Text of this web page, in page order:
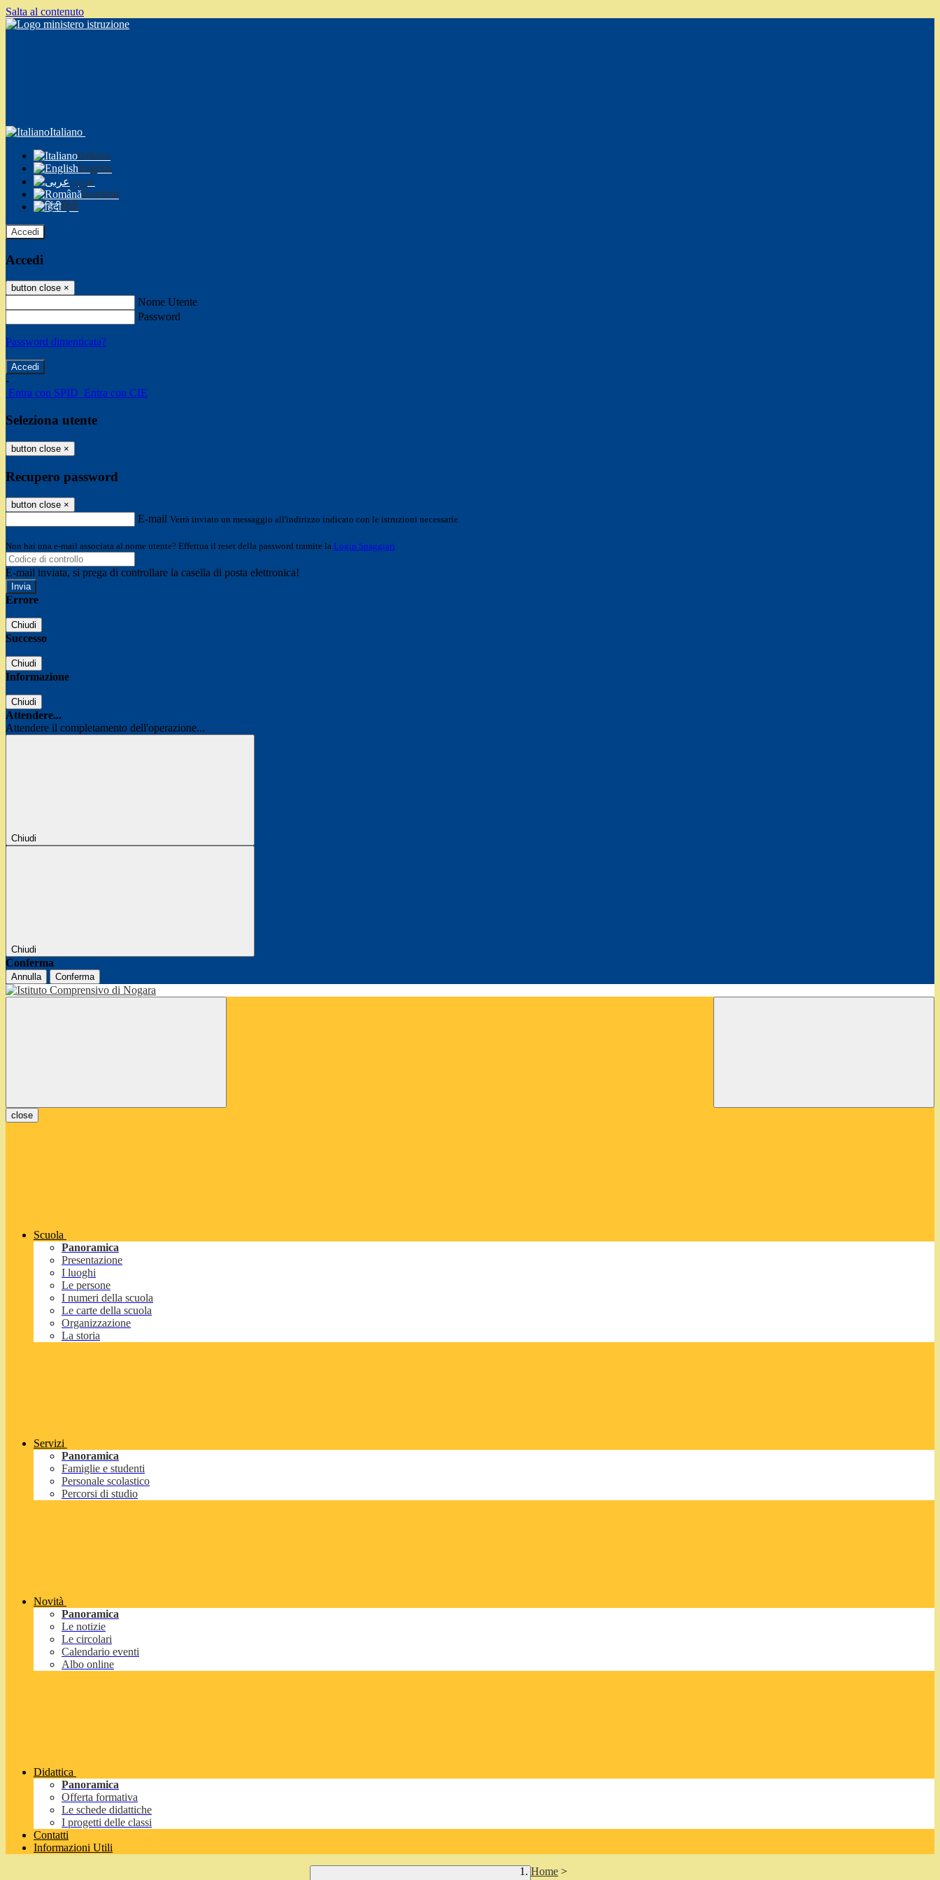
Salta al contenuto
Italiano
Italiano
English
عربى
Română
हिंदी
Accedi
Accedi
button close ×
Nome Utente
Password
Password dimenticata?
-
Entra con SPID Entra con CIE
Seleziona utente
button close ×
Recupero password
button close ×
E-mail Verrà inviato un messaggio all'indirizzo indicato con le istruzioni necessarie.
Non hai una e-mail associata al nome utente? Effettua il reset della password tramite la Login Spaggiari
E-mail inviata, si prega di controllare la casella di posta elettronica!
Errore
Chiudi
Successo
Chiudi
Informazione
Chiudi
Attendere...
Attendere il completamento dell'operazione...
Chiudi
Chiudi
Conferma
Annulla Conferma
close
Scuola
Panoramica
Presentazione
I luoghi
Le persone
I numeri della scuola
Le carte della scuola
Organizzazione
La storia
Servizi
Panoramica
Famiglie e studenti
Personale scolastico
Percorsi di studio
Novità
Panoramica
Le notizie
Le circolari
Calendario eventi
Albo online
Didattica
Panoramica
Offerta formativa
Le schede didattiche
I progetti delle classi
Contatti
Informazioni Utili
Home >